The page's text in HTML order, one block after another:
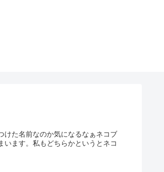
けた名前なのか気になるなぁネコブ
います。私もどちらかというとネコ